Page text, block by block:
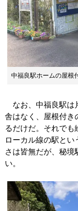
中福良駅ホームの屋根
なお、中福良駅は
舎はなく、屋根付き
るだけだ。それでも
ローカル線の駅とい
さは皆無だが、秘境
い。